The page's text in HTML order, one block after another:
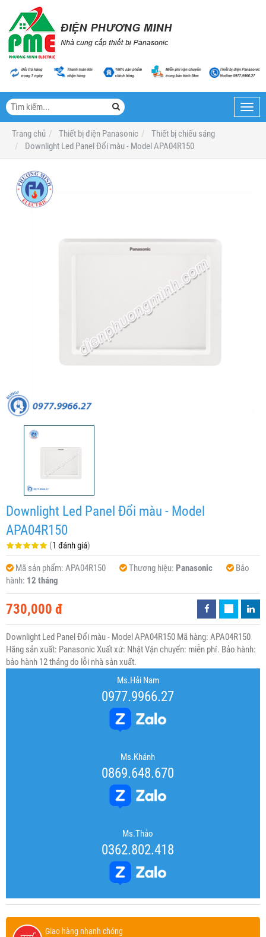
Trang chủ
Thiết bị điện Panasonic
Thiết bị chiếu sáng
Downlight Led Panel Đổi màu - Model APA04R150
Downlight Led Panel Đổi màu - Model
APA04R150
(1 đánh giá)
Mã sản phẩm: APA04R150 Thương hiệu: Panasonic
Bảo
hành: 12 tháng
730,000 đ
Downlight Led Panel Đổi màu - Model APA04R150 Mã hàng: APA04R150
Hãng sản xuất: Panasonic Xuất xứ: Nhật Vận chuyển: miễn phí. Bảo hành:
bảo hành 12 tháng do lỗi nhà sản xuất.
Ms.Hải Nam
0977.9966.27
Ms.Khánh
0869.648.670
Ms.Thảo
0362.802.418
Giao hàng nhanh chóng